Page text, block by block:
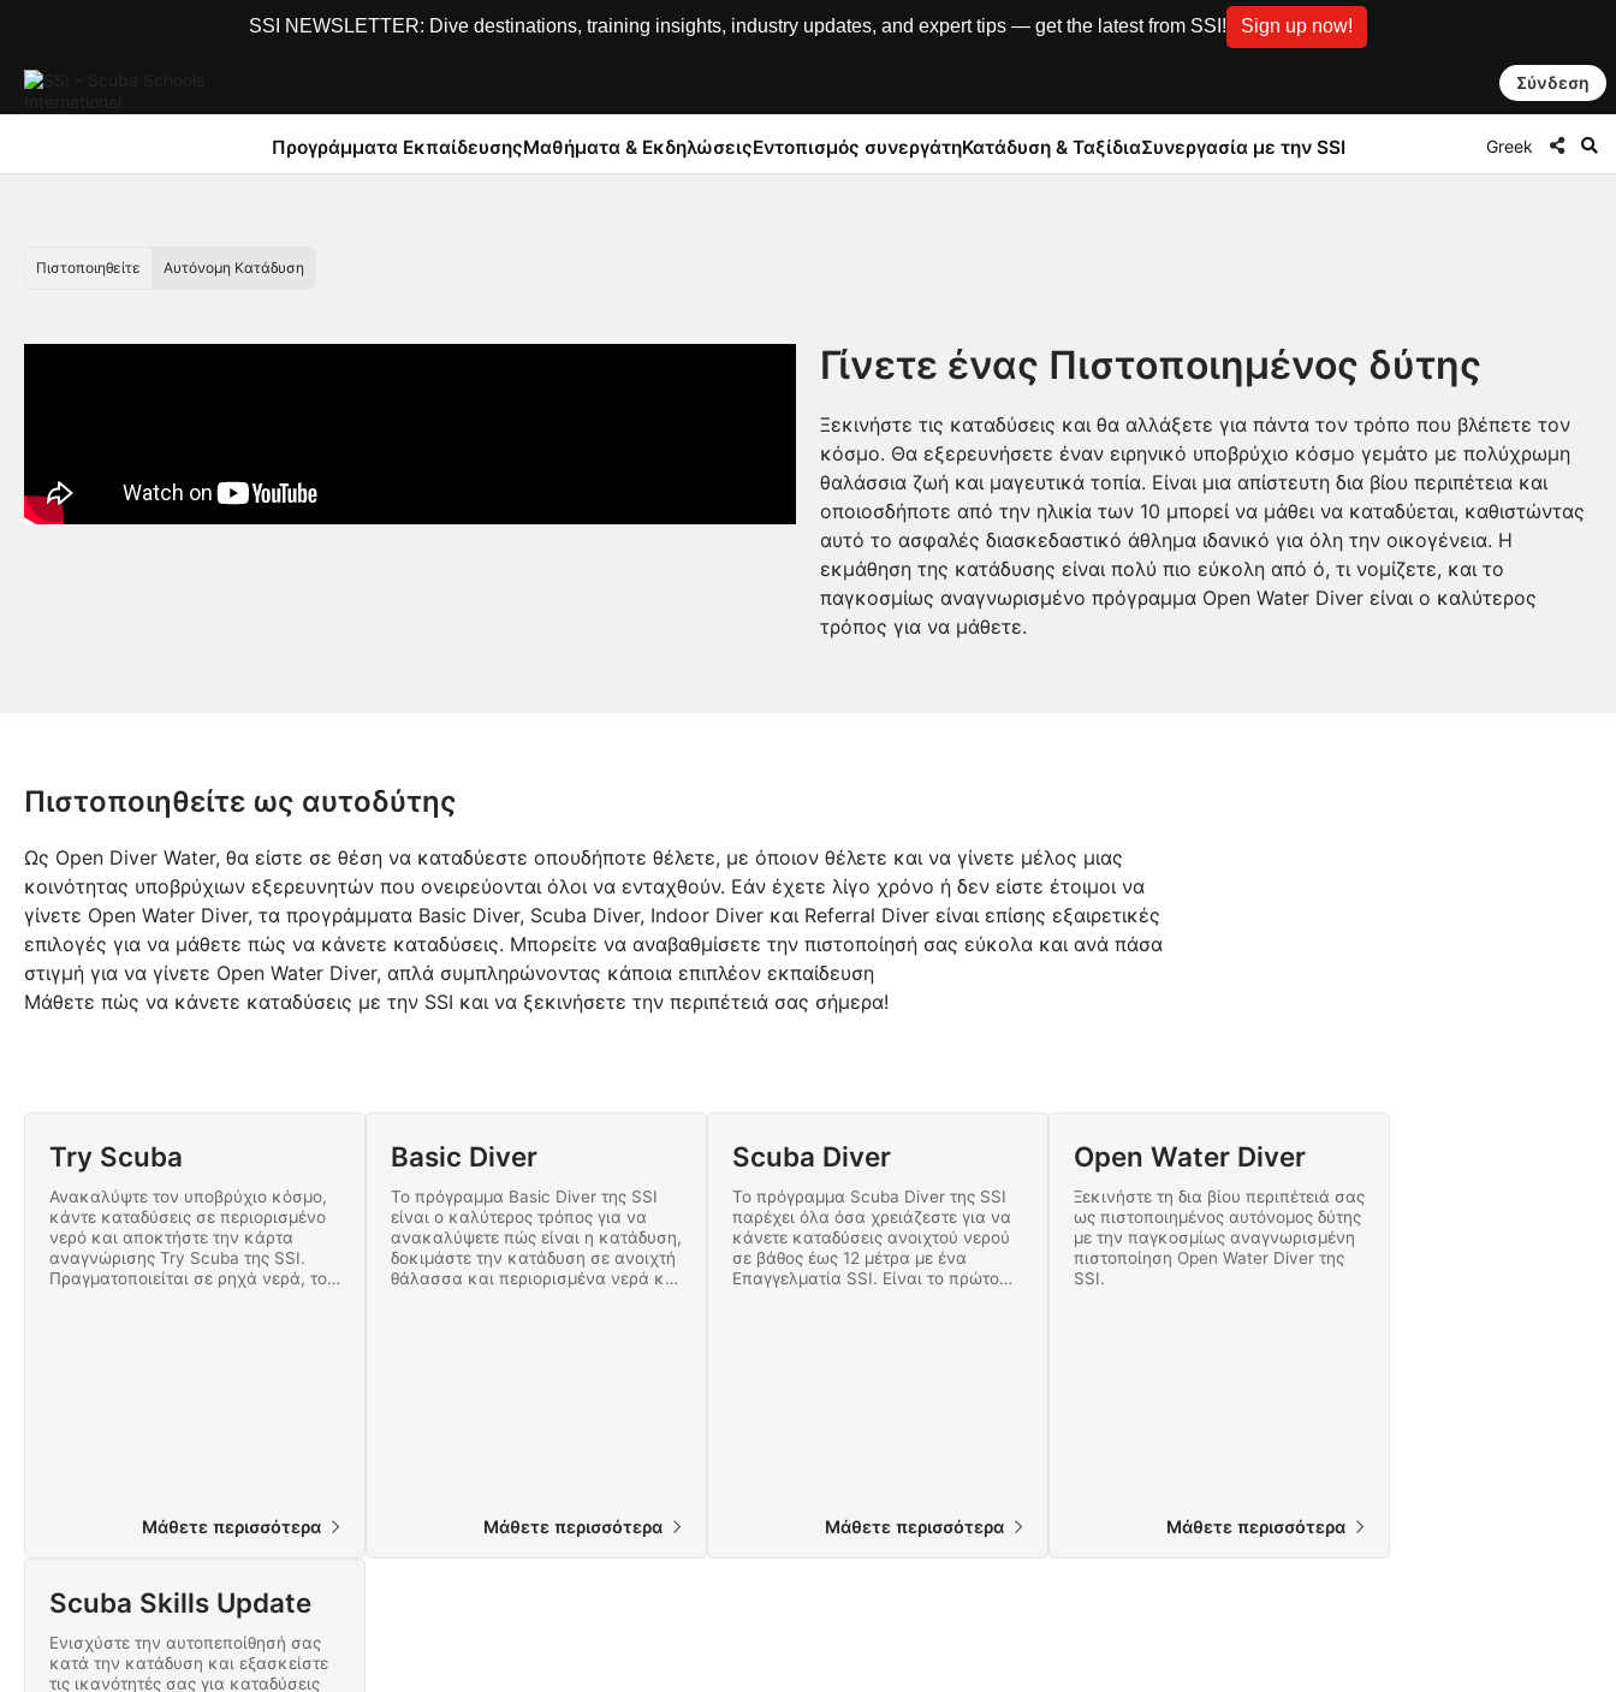
SSI NEWSLETTER: Dive destinations, training insights, industry updates, and expert tips — get the latest from SSI! Sign up now!
Σύνδεση
Προγράμματα ΕκπαίδευσηςΜαθήματα & ΕκδηλώσειςΕντοπισμός συνεργάτηΚατάδυση & ΤαξίδιαΣυνεργασία με την SSI Greek
Πιστοποιηθείτε Αυτόνομη Κατάδυση
Γίνετε ένας Πιστοποιημένος δύτης
Ξεκινήστε τις καταδύσεις και θα αλλάξετε για πάντα τον τρόπο που βλέπετε τον
κόσμο. Θα εξερευνήσετε έναν ειρηνικό υποβρύχιο κόσμο γεμάτο με πολύχρωμη
θαλάσσια ζωή και μαγευτικά τοπία. Είναι μια απίστευτη δια βίου περιπέτεια και
οποιοσδήποτε από την ηλικία των 10 μπορεί να μάθει να καταδύεται, καθιστώντας
αυτό το ασφαλές διασκεδαστικό άθλημα ιδανικό για όλη την οικογένεια. Η
εκμάθηση της κατάδυσης είναι πολύ πιο εύκολη από ό, τι νομίζετε, και το
παγκοσμίως αναγνωρισμένο πρόγραμμα Open Water Diver είναι ο καλύτερος
τρόπος για να μάθετε.
Πιστοποιηθείτε ως αυτοδύτης
Ως Open Diver Water, θα είστε σε θέση να καταδύεστε οπουδήποτε θέλετε, με όποιον θέλετε και να γίνετε μέλος μιας
κοινότητας υποβρύχιων εξερευνητών που ονειρεύονται όλοι να ενταχθούν. Εάν έχετε λίγο χρόνο ή δεν είστε έτοιμοι να
γίνετε Open Water Diver, τα προγράμματα Basic Diver, Scuba Diver, Indoor Diver και Referral Diver είναι επίσης εξαιρετικές
επιλογές για να μάθετε πώς να κάνετε καταδύσεις. Μπορείτε να αναβαθμίσετε την πιστοποίησή σας εύκολα και ανά πάσα
στιγμή για να γίνετε Open Water Diver, απλά συμπληρώνοντας κάποια επιπλέον εκπαίδευση
Μάθετε πώς να κάνετε καταδύσεις με την SSI και να ξεκινήσετε την περιπέτειά σας σήμερα!
Try Scuba
Ανακαλύψτε τον υποβρύχιο κόσμο,
κάντε καταδύσεις σε περιορισμένο
νερό και αποκτήστε την κάρτα
αναγνώρισης Try Scuba της SSI.
Πραγματοποιείται σε ρηχά νερά, το
Μάθετε περισσότερα
Basic Diver
Το πρόγραμμα Basic Diver της SSI
είναι ο καλύτερος τρόπος για να
ανακαλύψετε πώς είναι η κατάδυση,
δοκιμάστε την κατάδυση σε ανοιχτή
θάλασσα και περιορισμένα νερά και
Μάθετε περισσότερα
Scuba Diver
Το πρόγραμμα Scuba Diver της SSI
παρέχει όλα όσα χρειάζεστε για να
κάνετε καταδύσεις ανοιχτού νερού
σε βάθος έως 12 μέτρα με ένα
Επαγγελματία SSI. Είναι το πρώτο
Μάθετε περισσότερα
Open Water Diver
Ξεκινήστε τη δια βίου περιπέτειά σας
ως πιστοποιημένος αυτόνομος δύτης
με την παγκοσμίως αναγνωρισμένη
πιστοποίηση Open Water Diver της
SSI.
Μάθετε περισσότερα
Scuba Skills Update
Ενισχύστε την αυτοπεποίθησή σας
κατά την κατάδυση και εξασκείστε
τις ικανότητές σας για καταδύσεις